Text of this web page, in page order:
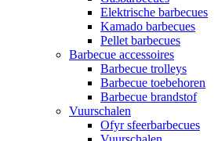
Elektrische barbecues
Kamado barbecues
Pellet barbecues
Barbecue accessoires
Barbecue trolleys
Barbecue toebehoren
Barbecue brandstof
Vuurschalen
Ofyr sfeerbarbecues